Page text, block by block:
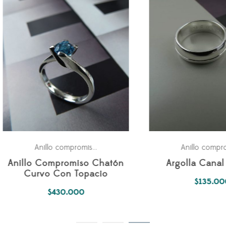
Anillo compromiso,Para ella
Canal Central
Anillo compromiso,
Anillo Delgado